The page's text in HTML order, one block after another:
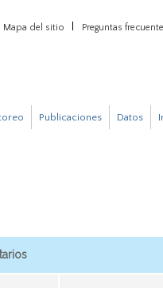
Mapa del sitio Preguntas
Publicaciones Datos